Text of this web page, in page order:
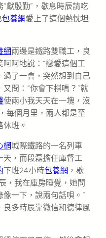
獻殷勤”，歇息時辰請吃
包養網愛上了這個熱忱坦
網兩邊是鐵路雙職工，良
呵地說：“戀愛這個工
了一會，突然想到自己
問：“你會下棋嗎？”就
使兩小我天天在一塊，沒
每個月里，兩人都是至
班。
網城際鐵路的一名列車
天，而段磊擔任庫督工
下班24小時包養網 ，歇
，我在庫房睡覺，她問
一下，說兩句話唄。”
多時辰靠微信和德律風